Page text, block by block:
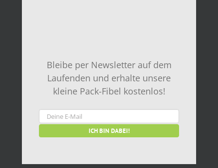
Bleibe per Newsletter auf dem
Laufenden und erhalte unsere
kleine Pack-Fibel kostenlos!